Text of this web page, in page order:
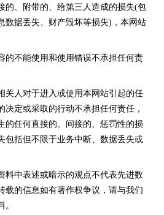
的、附带的、给第三人造成的损失(包
数据丢失、财产毁坏等损失)，本网站
的不能使用和使用错误不承担任何责
关人对于进入或使用本网站引起的任
决定或采取的行动不承担任何责任，
的任何直接的、间接的、惩罚性的损
包括但不限于业务中断、数据丢失或
料中表述或暗示的观点不代表先进数
载的信息如有著作权争议，请与我们
。